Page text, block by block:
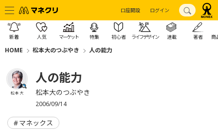
口座開設 ログイン
新着 人気 マーケット 特集 初心者 ライフデザイン 連載 著者 商
HOME 松本大のつぶやき 人の能力
松本 大
人の能力
松本大のつぶやき
2006/09/14
マネックス